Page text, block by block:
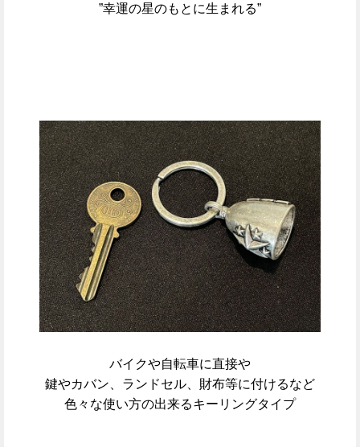
”幸運の星のもとに生まれる”
バイクや自転車に直接や
鍵やカバン、ランドセル、財布等に付けるなど
色々な使い方の出来るキーリングタイプ